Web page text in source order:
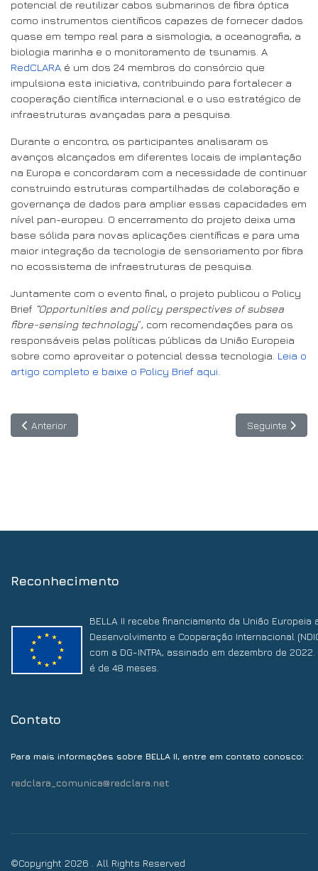
potencial de reutilizar cabos submarinos de fibra óptica
como instrumentos científicos capazes de fornecer dados
quase em tempo real para a sismologia, a oceanografia, a
biologia marinha e o monitoramento de tsunamis. A
RedCLARA é um dos 24 membros do consórcio que
impulsiona esta iniciativa, contribuindo para fortalecer a
cooperação científica internacional e o uso estratégico de
infraestruturas avançadas para a pesquisa.
Durante o encontro, os participantes analisaram os
avanços alcançados em diferentes locais de implantação
na Europa e concordaram com a necessidade de continuar
construindo estruturas compartilhadas de colaboração e
governança de dados para ampliar essas capacidades em
nível pan-europeu. O encerramento do projeto deixa uma
base sólida para novas aplicações científicas e para uma
maior integração da tecnologia de sensoriamento por fibra
no ecossistema de infraestruturas de pesquisa.
Juntamente com o evento final, o projeto publicou o Policy
Brief “Opportunities and policy perspectives of subsea
fibre-sensing technology”, com recomendações para os
responsáveis pelas políticas públicas da União Europeia
sobre como aproveitar o potencial dessa tecnologia. Leia o
artigo completo e baixe o Policy Brief aqui
Artigo anterior: 29 de maio, às 16h (UTC), a Copernicus Chile
Anterior Artigo
Seguinte
Reconhecimento
BELLA II recebe financiamento da União
Desenvolvimento e Cooperação Internacional
com a DG-INTPA, assinado em dezembro de
é de 48 meses.
Contato
Para mais informações sobre BELLA II, entre em contato conosco:
redclara_comunica@redclara.net
©Copyright 2026 . All Rights Reserved